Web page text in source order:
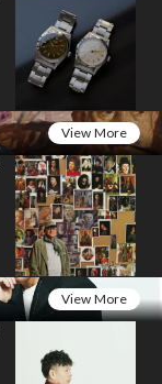
View More
View More